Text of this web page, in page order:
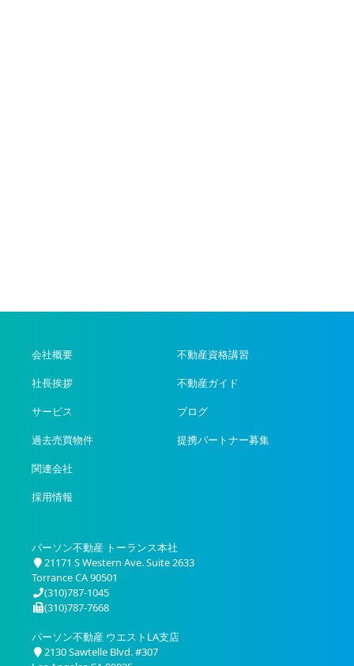
会社概要
社長挨拶
サービス
過去売買物件
関連会社
採用情報
不動産資格講習
不動産ガイド
ブログ
提携パートナー募集
パーソン不動産 トーランス本社
21171 S Western Ave. Suite 2633
Torrance CA 90501
(310)787-1045
(310)787-7668
パーソン不動産 ウエストLA支店
2130 Sawtelle Blvd. #307